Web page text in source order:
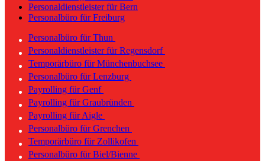
Personaldienstleister für Bern
Personalbüro für Freiburg
Personalbüro für Thun
Personaldienstleister für Regensdorf
Temporärbüro für Münchenbuchsee
Personalbüro für Lenzburg
Payrolling für Genf
Payrolling für Graubründen
Payrolling für Aigle
Personalbüro für Grenchen
Temporärbüro für Zollikofen
Personalbüro für Biel/Bienne